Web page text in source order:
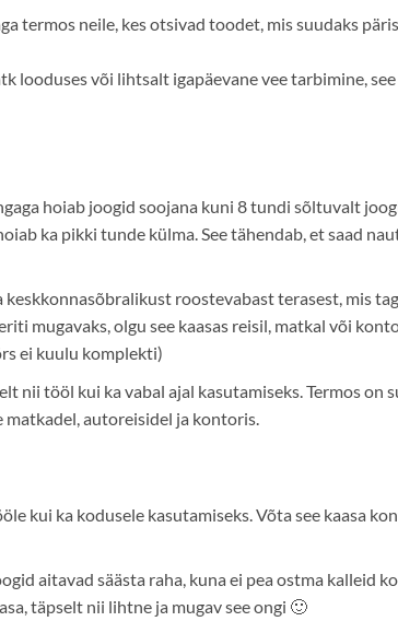
termos neile, kes otsivad toodet, mis suudaks
looduses või lihtsalt igapäevane vee tarbimine,
hoiab joogid soojana kuni 8 tundi sõltuvalt
ka pikki tunde külma. See tähendab, et saad
roostevabast terasest, mis
mugavaks, olgu see kaasas reisil, matkal või
ei kuulu komplekti)
nii tööl kui ka vabal ajal kasutamiseks. Termos on
matkadel, autoreisidel ja kontoris.
kui ka kodusele kasutamiseks. Võta see kaasa
aitavad säästa raha, kuna ei pea ostma kalleid
täpselt nii lihtne ja mugav see ongi 🙂